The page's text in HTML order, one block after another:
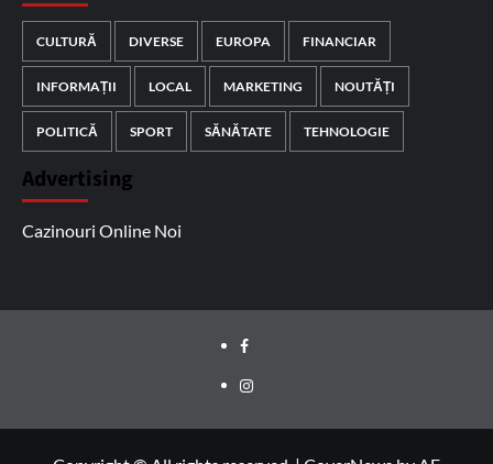
CULTURĂ DIVERSE EUROPA FINANCIAR
INFORMAȚII LOCAL MARKETING NOUTĂȚI
POLITICĂ SPORT SĂNĂTATE TEHNOLOGIE
Advertising
Cazinouri Online Noi
Facebook
Instagram